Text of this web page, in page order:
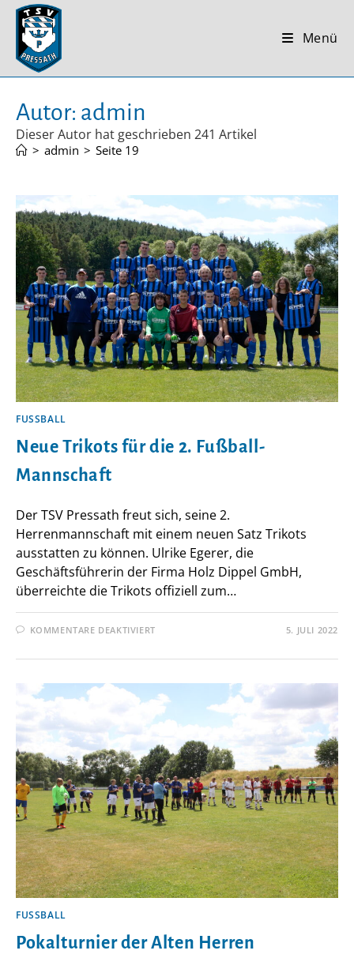
Zum
Inhalt
springen
Menü
Autor: admin
Dieser Autor hat geschrieben 241 Artikel
> admin > Seite 19
FUSSBALL
Neue Trikots für die 2. Fußball-
Mannschaft
Der TSV Pressath freut sich, seine 2.
Herrenmannschaft mit einem neuen Satz Trikots
ausstatten zu können. Ulrike Egerer, die
Geschäftsführerin der Firma Holz Dippel GmbH,
überreichte die Trikots offiziell zum…
KOMMENTARE DEAKTIVIERTFÜR
FÜR
2.
FUSSBALL-M
ANNSCHAFT
5. JULI 2022
FUSSBALL
Pokalturnier der Alten Herren